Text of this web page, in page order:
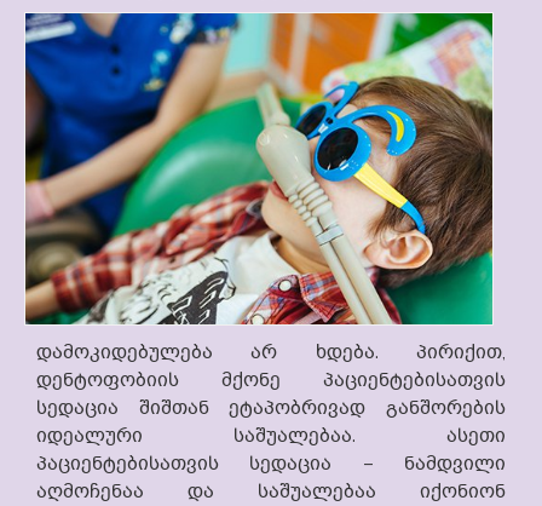
დამოკიდებულება არ ხდება. პირიქით,
დენტოფობიის მქონე პაციენტებისათვის
სედაცია შიშთან ეტაპობრივად განშორების
იდეალური საშუალებაა. ასეთი
პაციენტებისათვის სედაცია – ნამდვილი
აღმოჩენაა და საშუალებაა იქონიონ